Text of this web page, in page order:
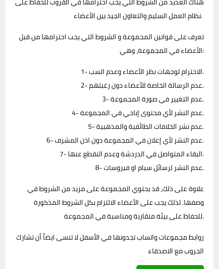
نظام العمل السليم والتعاون الجيد بين الأعضاء.
تعرف على قوانين المجموعة و الشروط التي يجب احترامها من قبل
الأعضاء في المجموعة، وهي:
1- الاحترام لوجهات نظر الأعضاء وعدم السب.
2- عدم الرسالة الخاصة للأعضاء دون رغبتهم.
3- عدم التغيير في صورة المجموعة.
4- عدم النشر لأي محتوى إباحي في المجموعة.
5- عدم نشر الخلافات الطائفية والمذهبية.
6- عدم النشر لأي إعلان في المجموعة دون اذن المشرف.
7- البقاء المتواصل في الدردشة وعدم النقطع عنها.
8- عدم النشر لرسائل سبام او فيروسات.
علاوة على ذلك، قد يحتوي المجموعة على مزيد من الشروط في
وصفها. لذلك يجب على الأعضاء الالتزام بكل الشروط المذكورة
للحفاظ على بيئة متقاربة ومناسبة في المجموعة.
روابط مجموعات واتساب تجدونها في الأسفل لا تنسى ايضاً أن تشارك
الجروب مع الاصدقاء